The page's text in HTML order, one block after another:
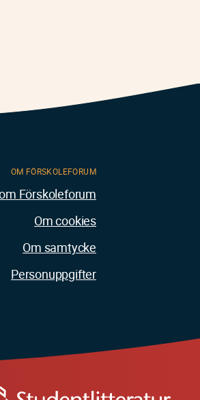
OM FÖRSKOLEFORUM
Förskoleforum
Om cookies
Om samtycke
Personuppgifter